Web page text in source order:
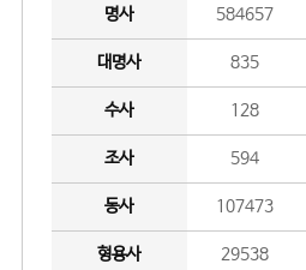
명사 584657
대명사 835
수사 128
조사 594
동사 107473
형용사 29538